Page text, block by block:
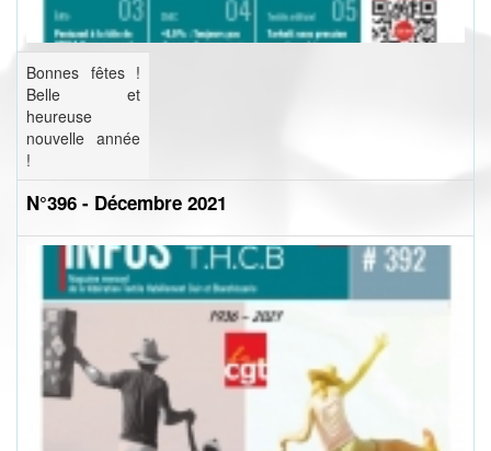
Bonnes fêtes !
Belle et
heureuse
nouvelle année
!
N°396 - Décembre 2021